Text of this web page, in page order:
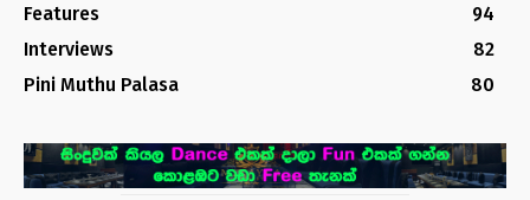
Features
94
Interviews
82
Pini Muthu Palasa
80